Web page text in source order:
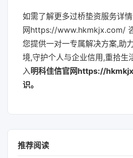
如需了解更多过桥垫资服务详
网https://www.hkmkjx.com/
您提供一对一专属解决方案,助
境,守护个人与企业信用,重拾生
入明科佳信官网https://
识。
推荐阅读